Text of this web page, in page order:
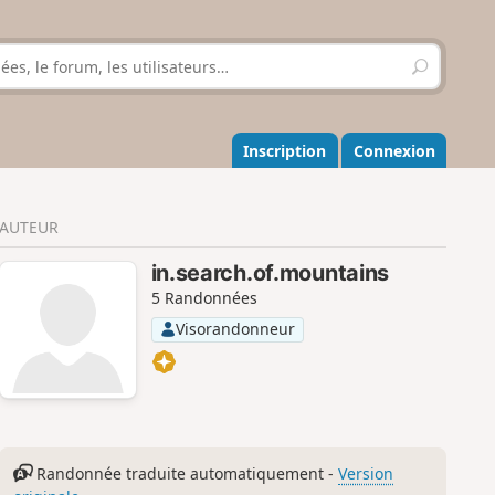
R
e
h
e
r
r
Inscription Connexion
AUTEUR
in.search.of.mountains
5 Randonnées
Visorandonneur
Randonnée traduite automatiquement -Version